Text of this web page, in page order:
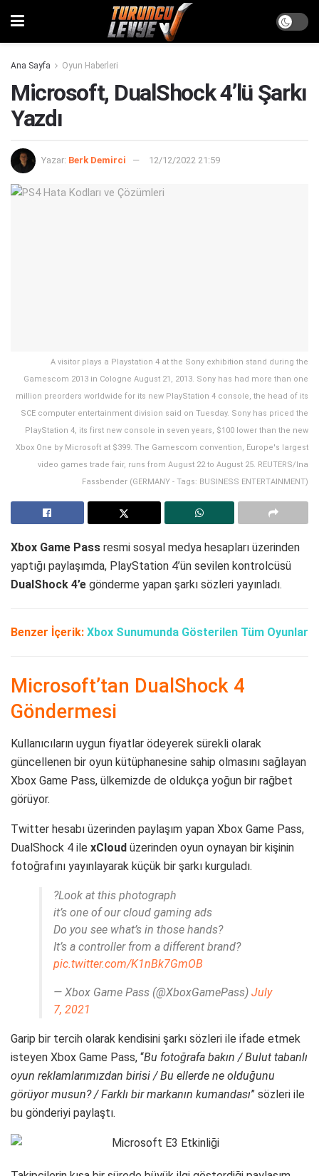
Ana Sayfa Oyun Haberleri
Microsoft, DualShock 4’lü Şarkı
Yazdı
Yazar: Berk Demirci 12/12/2022 21:59
A visitor plays a Playstation 4 at the Sony exhibition stand during the
Gamescom 2013 in Cologne August 21, 2013. Sony has had more than one
million preorders worldwide for its new PlayStation 4 console, the head of its
SCE computer entertainment division said on Tuesday. Sony has priced the
PlayStation 4, its first new console in seven years, $100 lower than the new
Xbox One by Microsoft at $399. The Gamescom convention, Europe's largest
video games trade fair, runs from August 22 to August 25. REUTERS/Ina
Fassbender (GERMANY - Tags: BUSINESS ENTERTAINMENT)
Xbox Game Pass resmi sosyal medya hesapları üzerinden
yaptığı paylaşımda, PlayStation 4’ün sevilen kontrolcüsü
DualShock 4’e gönderme yapan şarkı sözleri yayınladı.
Benzer İçerik: Xbox Sunumunda Gösterilen Tüm Oyunlar
Microsoft’tan DualShock 4
Göndermesi
Kullanıcıların uygun fiyatlar ödeyerek sürekli olarak
güncellenen bir oyun kütüphanesine sahip olmasını sağlayan
Xbox Game Pass, ülkemizde de oldukça yoğun bir rağbet
görüyor.
Twitter hesabı üzerinden paylaşım yapan Xbox Game Pass,
DualShock 4 ile xCloud üzerinden oyun oynayan bir kişinin
fotoğrafını yayınlayarak küçük bir şarkı kurguladı.
?Look at this photograph​
it’s one of our cloud gaming ads​
Do you see what’s in those hands?​
It’s a controller from a different brand?
pic.twitter.com/K1nBk7GmOB
— Xbox Game Pass (@XboxGamePass) July
7, 2021
Garip bir tercih olarak kendisini şarkı sözleri ile ifade etmek
isteyen Xbox Game Pass, “Bu fotoğrafa bakın / Bulut tabanlı
oyun reklamlarımızdan birisi / Bu ellerde ne olduğunu
görüyor musun? / Farklı bir markanın kumandası” sözleri ile
bu gönderiyi paylaştı.